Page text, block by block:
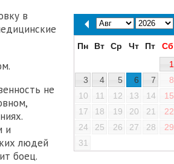
в
не
и
людей
боец.
Пн Вт Ср Чт Пт Сб
1
3
4 5 6 7 8
10
11 12 13 14 15
17
18 19 20 21 22
24
25 26 27 28 29
31